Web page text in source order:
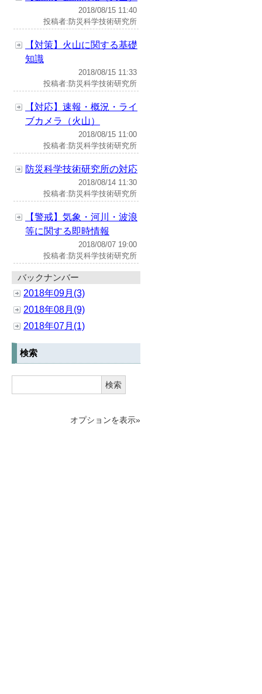
2018/08/15 11:40
投稿者:防災科学技術研究所
【対策】火山に関する基礎
知識
2018/08/15 11:33
投稿者:防災科学技術研究所
【対応】速報・概況・ライ
ブカメラ（火山）
2018/08/15 11:00
投稿者:防災科学技術研究所
防災科学技術研究所の対応
2018/08/14 11:30
投稿者:防災科学技術研究所
【警戒】気象・河川・波浪
等に関する即時情報
2018/08/07 19:00
投稿者:防災科学技術研究所
バックナンバー
2018年09月(3)
2018年08月(9)
2018年07月(1)
検索
検索
オプションを表示»